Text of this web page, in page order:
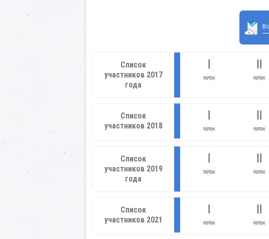
Список
участников 2017
года
Список
участников 2018
Список
участников 2019
года
Список
участников 2021